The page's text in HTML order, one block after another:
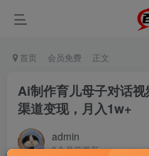
首页 会员免费 正文
Ai制作育儿母子对话
渠道变现，月入1w+
admin
9个月前更新